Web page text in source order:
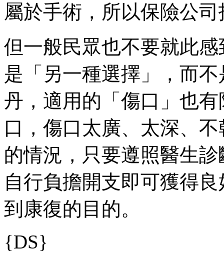
屬於手術，所以保險公
但一般民眾也不要就此
是「另一種選擇」，而
丹，適用的「傷口」也
口，傷口太廣、太深、
的情況，只要遵照醫生
自行負擔開支即可獲得
到康復的目的。
{DS}